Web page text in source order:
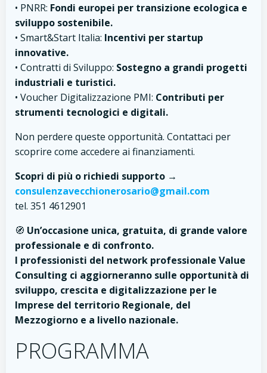
• PNRR: Fondi europei per transizione ecologica e
sviluppo sostenibile.
• Smart&Start Italia: Incentivi per startup
innovative.
• Contratti di Sviluppo: Sostegno a grandi progetti
industriali e turistici.
• Voucher Digitalizzazione PMI: Contributi per
strumenti tecnologici e digitali.
Non perdere queste opportunità. Contattaci per
scoprire come accedere ai finanziamenti.
Scopri di più o richiedi supporto →
consulenzavecchionerosario@gmail.com
tel. 351 4612901
🧭 Un’occasione unica, gratuita, di grande valore
professionale e di confronto.
I professionisti del network professionale Value
Consulting ci aggiorneranno sulle opportunità di
sviluppo, crescita e digitalizzazione per le
Imprese del territorio Regionale, del
Mezzogiorno e a livello nazionale.
PROGRAMMA